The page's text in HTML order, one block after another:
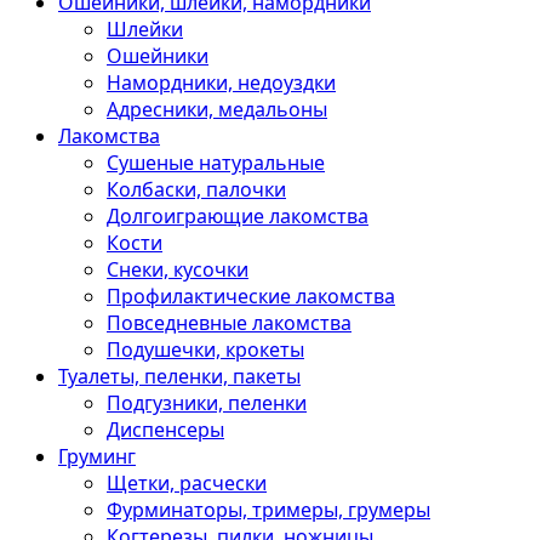
Шлейки
Ошейники
Намордники, недоуздки
Адресники, медальоны
Лакомства
Сушеные натуральные
Колбаски, палочки
Долгоиграющие лакомства
Кости
Снеки, кусочки
Профилактические лакомства
Повседневные лакомства
Подушечки, крокеты
Туалеты, пеленки, пакеты
Подгузники, пеленки
Диспенсеры
Груминг
Щетки, расчески
Фурминаторы, тримеры, грумеры